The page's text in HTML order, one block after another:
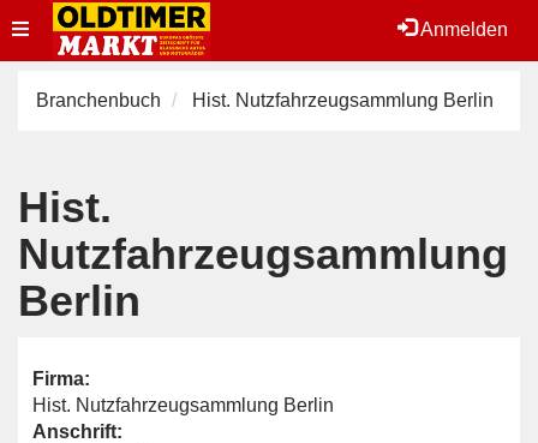
Anmelden
Toggle
navigation
Branchenbuch Hist. Nutzfahrzeugsammlung Berlin
Hist.
Nutzfahrzeugsammlung
Berlin
Firma:
Hist. Nutzfahrzeugsammlung Berlin
Anschrift: